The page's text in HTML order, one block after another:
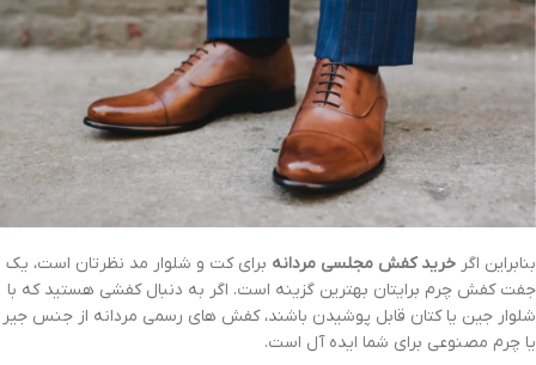
بنابراین اگر خرید کفش مجلسی مردانه برای کت و شلوار مد نظرتان است، یک
جفت کفش چرم برایتان بهترین گزینه است. اگر به دنبال کفشی هستید که با
شلوار جین یا کتان قابل پوشیدن باشند، کفش های رسمی مردانه از جنس جیر
یا چرم مصنوعی برای شما ایده آل است.